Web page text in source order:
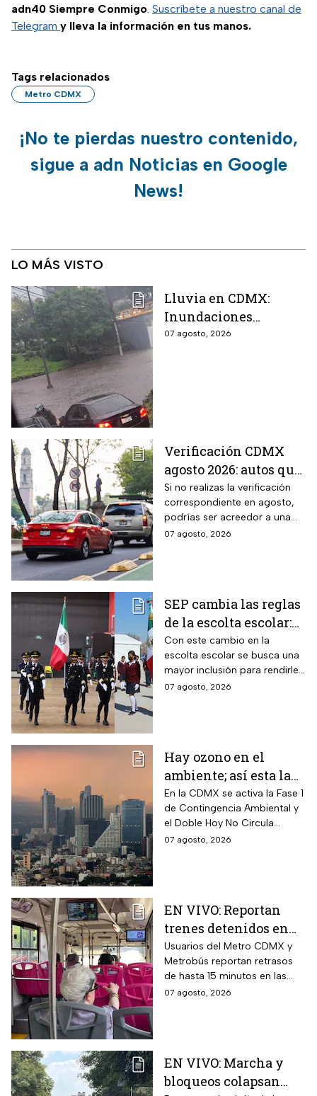
adn40 Siempre Conmigo. Suscríbete a nuestro canal de
Telegram y lleva la información en tus manos.
Tags relacionados
Metro CDMX
¡No te pierdas nuestro contenido,
sigue a adn Noticias en Google
News!
LO MÁS VISTO
Lluvia en CDMX:
Inundaciones
colapsan Periférico
07 agosto, 2026
Verificación CDMX
agosto 2026: autos que
deben hacer el
trámite y posibles
multas
Si no realizas la verificación
correspondiente en agosto,
podrías ser acreedor a una
sanción económica
07 agosto, 2026
SEP cambia las reglas
de la escolta escolar:
¿cómo se elegirá a los
alumnos a partir de
ahora?
Con este cambio en la
escolta escolar se busca una
mayor inclusión para rendirle
honores a la bandera
07 agosto, 2026
Hay ozono en el
ambiente; así esta la
calidad del aire en
CDMX hoy
En la CDMX se activa la Fase 1
de Contingencia Ambiental y
el Doble Hoy No Circula
cuando hay altos índices de
07 agosto, 2026
EN VIVO: Reportan
trenes detenidos en
líneas del Metro
CDMX hoy 7 de agosto;
Metrobús restablece
servicio
Usuarios del Metro CDMX y
Metrobús reportan retrasos
de hasta 15 minutos en las
líneas
07 agosto, 2026
EN VIVO: Marcha y
bloqueos colapsan